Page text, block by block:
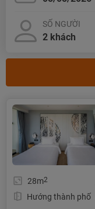
SỐ NGƯỜI
28m2
Hướng thành phố